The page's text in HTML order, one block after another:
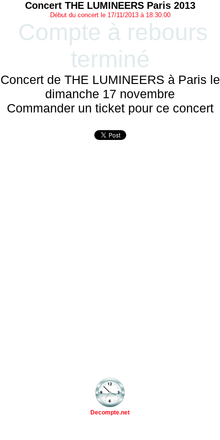
Concert THE LUMINEERS Paris 2013
Début du concert le 17/11/2013 à 18:30:00
Compte à rebours
terminé
Concert de THE LUMINEERS à Paris le
dimanche 17 novembre
Commander un ticket pour ce concert
Decompte.net